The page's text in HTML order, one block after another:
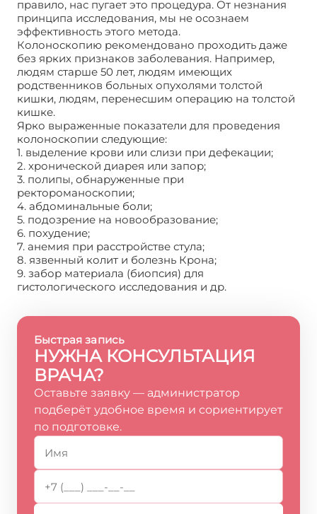
правило, нас пугает это процедура. От незнания
принципа исследования, мы не осознаем
эффективность этого метода.
Колоноскопию рекомендовано проходить даже
без ярких признаков заболевания. Например,
людям старше 50 лет, людям имеющих
родственников больных опухолями толстой
кишки, людям, перенесшим операцию на толстой
кишке.
Ярко выраженные показатели для проведения
колоноскопии следующие:
1. выделение крови или слизи при дефекации;
2. хронической диарея или запор;
3. полипы, обнаруженные при
ректороманоскопии;
4. абдоминальные боли;
5. подозрение на новообразование;
6. похудение;
7. анемия при расстройстве стула;
8. язвенный колит и болезнь Крона;
9. забор материала (биопсия) для
гистологического исследования и др.
Быстрая запись
НУЖНА КОНСУЛЬТАЦИЯ
ВРАЧА?
Оставьте заявку — администратор
подберёт удобное время и сориентирует
по подготовке.